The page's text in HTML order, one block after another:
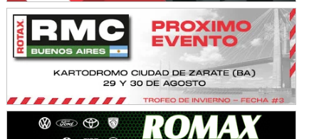
TUCUMANO - F5
Juan Navarro (Asfalto)
El Timbó (Tucumán)